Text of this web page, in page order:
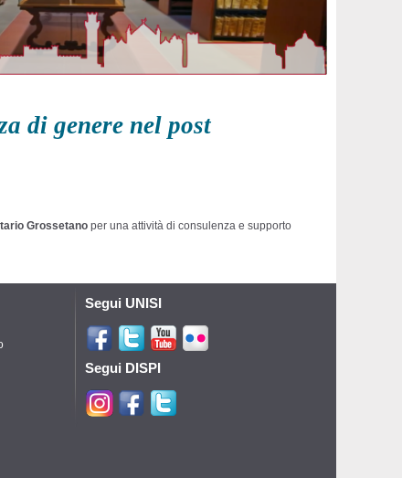
di genere nel post
Grossetano per una attività di consulenza e supporto
Segui UNISI
Segui DISPI